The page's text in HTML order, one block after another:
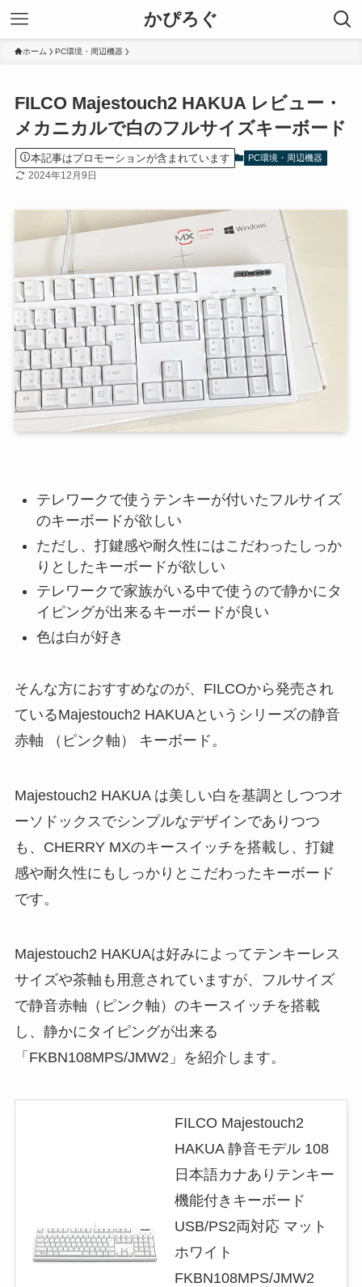
かぴろぐ
ホーム PC環境・周辺機器
FILCO Majestouch2 HAKUA レビュー・
メカニカルで白のフルサイズキーボード
本記事はプロモーションが含まれています PC環境・周辺機器
2024年12月9日
テレワークで使うテンキーが付いたフルサイズ
のキーボードが欲しい
ただし、打鍵感や耐久性にはこだわったしっか
りとしたキーボードが欲しい
テレワークで家族がいる中で使うので静かにタ
イピングが出来るキーボードが良い
色は白が好き
そんな方におすすめなのが、FILCOから発売され
ているMajestouch2 HAKUAというシリーズの静音
赤軸 （ピンク軸） キーボード。
Majestouch2 HAKUA は美しい白を基調としつつオ
ーソドックスでシンプルなデザインでありつつ
も、CHERRY MXのキースイッチを搭載し、打鍵
感や耐久性にもしっかりとこだわったキーボード
です。
Majestouch2 HAKUAは好みによってテンキーレス
サイズや茶軸も用意されていますが、フルサイズ
で静音赤軸（ピンク軸）のキースイッチを搭載
し、静かにタイピングが出来る
「FKBN108MPS/JMW2」を紹介します。
FILCO Majestouch2
HAKUA 静音モデル 108
日本語カナありテンキー
機能付きキーボード
USB/PS2両対応 マット
ホワイト
FKBN108MPS/JMW2